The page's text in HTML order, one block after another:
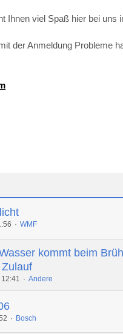
Ihnen viel Spaß hier bei uns
der Anmeldung Probleme
WMF
kommt beim
Andere
Bosch